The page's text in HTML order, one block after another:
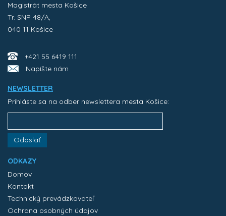
Magistrát mesta Košice
Tr. SNP 48/A,
040 11 Košice
+421 55 6419 111
Napíšte nám
NEWSLETTER
Prihláste sa na odber newslettera mesta Košice:
Odoslať
ODKAZY
Domov
Kontakt
Technický prevádzkovateľ
Ochrana osobných údajov